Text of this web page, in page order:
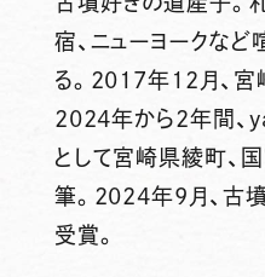
宿、ニューヨークな
る。2017年12月、宮
2024年から2年間、
として宮崎県綾町、
筆。2024年9月、古
受賞。